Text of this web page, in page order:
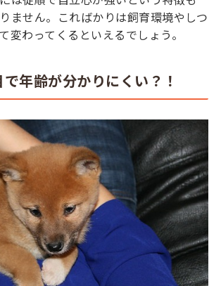
ません。こればかりは飼育環境やしつ
変わってくるといえるでしょう。
年齢が分かりにくい？！